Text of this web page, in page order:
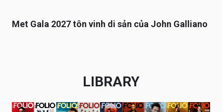
Met Gala 2027 tôn vinh di sản của John Galliano
LIBRARY